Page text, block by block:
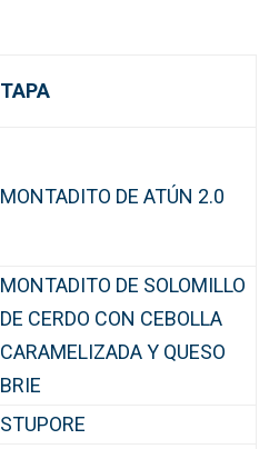
TAPA
MONTADITO DE ATÚN 2.0
MONTADITO DE SOLOMILLO
DE CERDO CON CEBOLLA
CARAMELIZADA Y QUESO
BRIE
STUPORE